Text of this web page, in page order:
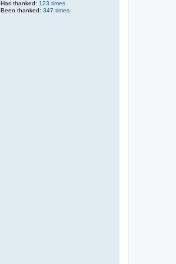
Has thanked: 123 times
Been thanked: 347 times